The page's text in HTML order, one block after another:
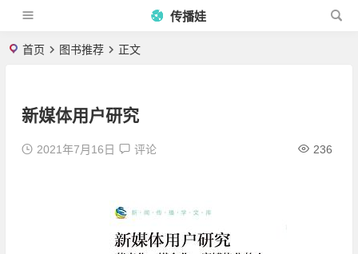
传播娃
首页 图书推荐 正文
新媒体用户研究
2021年7月16日 评论 236